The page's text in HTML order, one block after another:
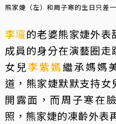
熊家婕（左）和周子寒的生日只差
李㼈的老婆熊家婕外表
成員的身分在演藝圈走
女兒李紫嫣繼承媽媽
道，熊家婕默默支持
開露面，而周子寒在
照，熊家婕的凍齡外表